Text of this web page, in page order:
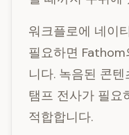
워크플로에 네이
필요하면
니다. 녹음된 콘
탬프 전사가 필요
적합합니다.